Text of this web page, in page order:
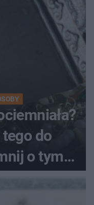
tego do
o tym
na